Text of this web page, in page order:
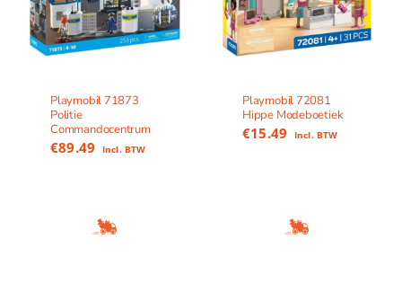
Playmobil 71873
Politie
Commandocentrum
€89.49 Incl. BTW
Playmobil 72081
Hippe Modeboetiek
€15.49 Incl. BTW